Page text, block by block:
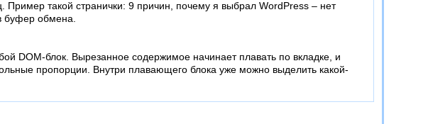
такой странички: 9 причин, почему я выбрал WordPress – нет
буфер обмена.
DOM-блок. Вырезанное содержимое начинает плавать по вкладке, и
пропорции. Внутри плавающего блока уже можно выделить какой-